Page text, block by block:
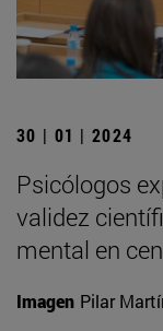
30 | 01 | 2024
Psicólogos
validez
mental en
Imagen Pilar